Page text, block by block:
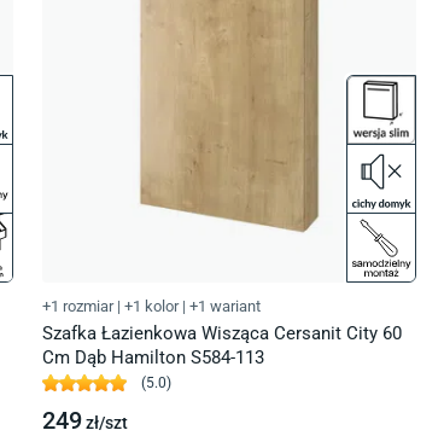
+1 rozmiar | +1 kolor | +1 wariant
Szafka Łazienkowa Wisząca Cersanit City 60
Cm Dąb Hamilton S584-113
(5.0)
249zł/szt